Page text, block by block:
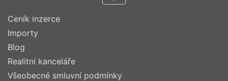
Ceník inzerce
Importy
Blog
Realitní kanceláře
Všeobecné smluvní podmínky